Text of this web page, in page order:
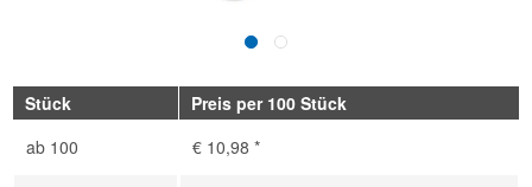
Stück
Preis per 100 Stück
ab 100 € 10,98 *